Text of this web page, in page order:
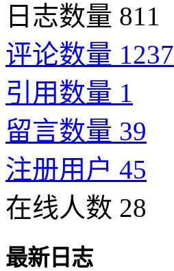
日志数量 811
评论数量 1237
引用数量 1
留言数量 39
注册用户 45
在线人数 28
最新日志